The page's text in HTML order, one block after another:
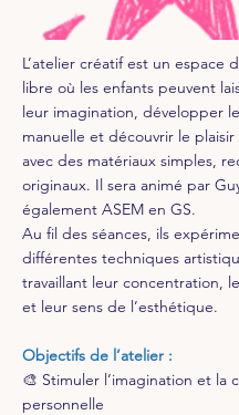
L’atelier créatif est un espace
libre où les enfants peuvent
leur imagination, développer
manuelle et découvrir le
avec des matériaux simples,
originaux. Il sera animé par
également ASEM en GS.
Au fil des séances, ils
différentes techniques
travaillant leur concentration,
et leur sens de l’esthétique.
Objectifs de l’atelier :
🎨 Stimuler l’imagination et la
personnelle